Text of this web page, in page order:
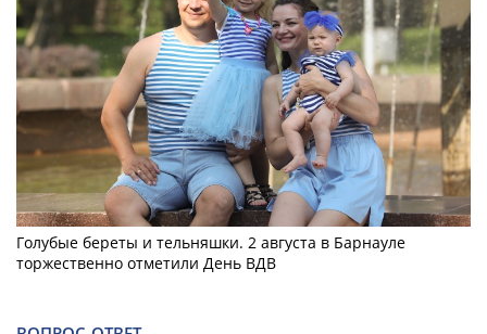
Голубые береты и тельняшки. 2 августа в Барнауле
торжественно отметили День ВДВ